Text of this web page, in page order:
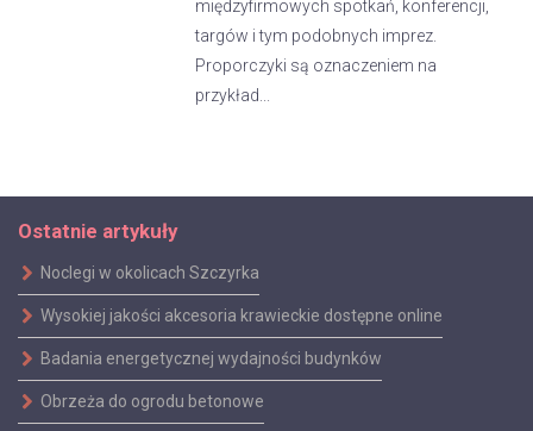
międzyfirmowych spotkań, konferencji,
targów i tym podobnych imprez.
Proporczyki są oznaczeniem na
przykład...
Ostatnie artykuły
Noclegi w okolicach Szczyrka
Wysokiej jakości akcesoria krawieckie dostępne online
Badania energetycznej wydajności budynków
Obrzeża do ogrodu betonowe